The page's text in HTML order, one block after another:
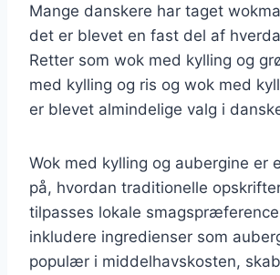
Mange danskere har taget
det er blevet en fast del af
Retter som wok med kylling og
med kylling og ris og wok med
er blevet almindelige valg i
Wok med kylling og aubergine er
på, hvordan traditionelle
tilpasses lokale
inkludere ingredienser som
populær i middelhavskosten,